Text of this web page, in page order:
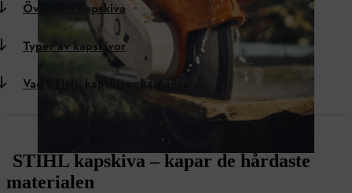
Översikt: Kapskiva
Typer av kapskivor
Vad STIHL kapskivor kan göra
STIHL kapskiva – kapar de hårdaste
materialen